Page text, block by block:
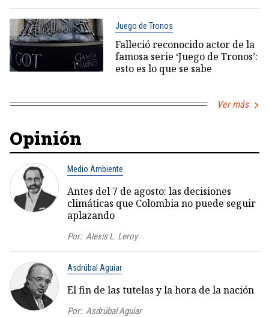
Juego de Tronos
Falleció reconocido actor de la
famosa serie ‘Juego de Tronos’:
esto es lo que se sabe
Ver más
Opinión
Medio Ambiente
Antes del 7 de agosto: las decisiones
climáticas que Colombia no puede seguir
aplazando
Por: Alexis L. Leroy
Asdrúbal Aguiar
El fin de las tutelas y la hora de la nación
Por: Asdrúbal Aguiar